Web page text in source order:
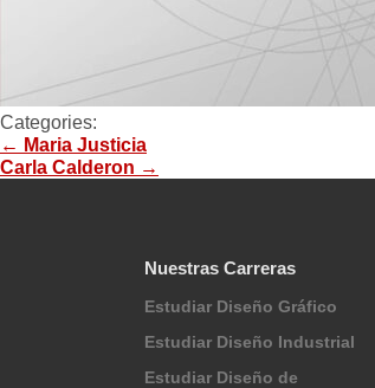
Categories:
← Maria Justicia
Carla Calderon →
Nuestras Carreras
Estudiar Diseño Gráfico
Estudiar Diseño Industrial
Estudiar Diseño de